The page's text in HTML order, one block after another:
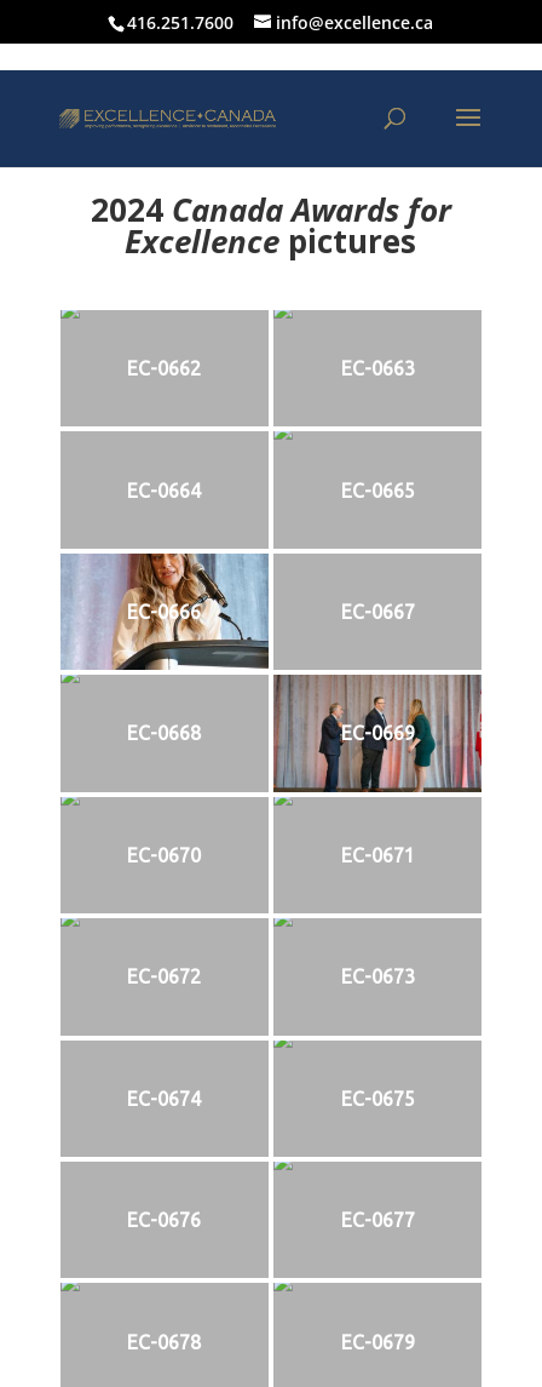
416.251.7600 info@excellence.ca
2024 Canada Awards for
Excellence pictures
EC-0662 EC-0663
EC-0664 EC-0665
EC-0666 EC-0667
EC-0668 EC-0669
EC-0670 EC-0671
EC-0672 EC-0673
EC-0674 EC-0675
EC-0676 EC-0677
EC-0678 EC-0679